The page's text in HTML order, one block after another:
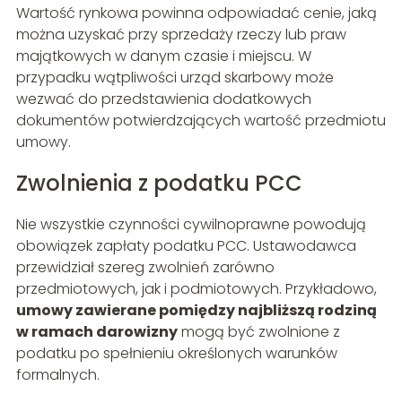
Wartość rynkowa powinna odpowiadać cenie, jaką
można uzyskać przy sprzedaży rzeczy lub praw
majątkowych w danym czasie i miejscu. W
przypadku wątpliwości urząd skarbowy może
wezwać do przedstawienia dodatkowych
dokumentów potwierdzających wartość przedmiotu
umowy.
Zwolnienia z podatku PCC
Nie wszystkie czynności cywilnoprawne powodują
obowiązek zapłaty podatku PCC. Ustawodawca
przewidział szereg zwolnień zarówno
przedmiotowych, jak i podmiotowych. Przykładowo,
umowy zawierane pomiędzy najbliższą rodziną
w ramach darowiznymogą być zwolnione z
podatku po spełnieniu określonych warunków
formalnych.